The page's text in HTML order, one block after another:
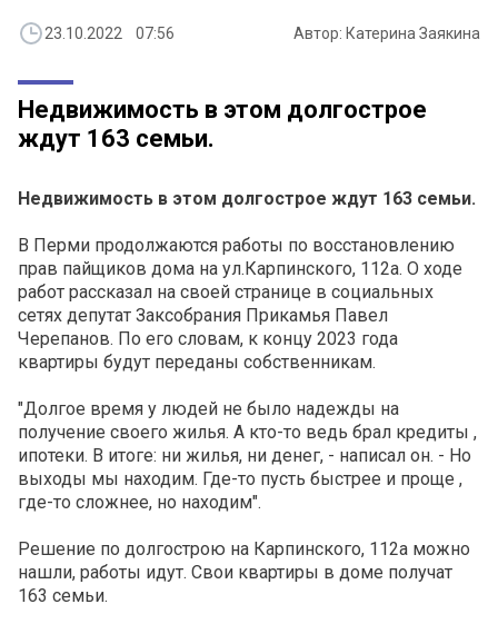
23.10.2022 07:56 Автор: Катерина Заякина
Недвижимость в этом долгострое
ждут 163 семьи.
Недвижимость в этом долгострое ждут 163 семьи.
В Перми продолжаются работы по восстановлению
прав пайщиков дома на ул.Карпинского, 112а. О ходе
работ рассказал на своей странице в социальных
сетях депутат Заксобрания Прикамья Павел
Черепанов. По его словам, к концу 2023 года
квартиры будут переданы собственникам.
"Долгое время у людей не было надежды на
получение своего жилья. А кто-то ведь брал кредиты ,
ипотеки. В итоге: ни жилья, ни денег, - написал он. - Но
выходы мы находим. Где-то пусть быстрее и проще ,
где-то сложнее, но находим".
Решение по долгострою на Карпинского, 112а можно
нашли, работы идут. Свои квартиры в доме получат
163 семьи.